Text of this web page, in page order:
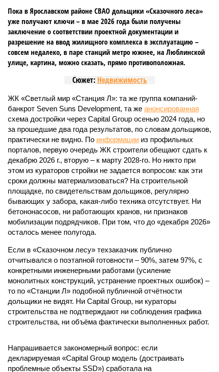
Пока в Ярославском районе СВАО дольщики «Сказочного леса»
уже получают ключи – в мае 2026 года были получены
заключение о соответствии проектной документации и
разрешение на ввод жилищного комплекса в эксплуатацию –
совсем недалеко, в паре станций метро южнее, на Люблинской
улице, картина, можно сказать, прямо противоположная.
Сюжет: Недвижимость
ЖК «Светлый мир «Станция Л»: та же группа компаний-
банкрот Seven Suns Development, та же анонсированная
схема достройки через Capital Group осенью 2024 года, но
за прошедшие два года результатов, по словам дольщиков,
практически не видно. По информации из профильных
порталов, первую очередь ЖК строители обещают сдать к
декабрю 2026 г., вторую – к марту 2028-го. Но никто при
этом из кураторов стройки не задается вопросом: как эти
сроки должны материализоваться? На строительной
площадке, по свидетельствам дольщиков, регулярно
бывающих у забора, какая-либо техника отсутствует. Ни
бетононасосов, ни работающих кранов, ни признаков
мобилизации подрядчиков. При том, что до «декабря 2026»
осталось менее полугода.
Если в «Сказочном лесу» техзаказчик публично
отчитывался о поэтапной готовности – 90%, затем 97%, с
конкретными инженерными работами (усиление
монолитных конструкций, устранение проектных ошибок) –
то по «Станции Л» подобной публичной отчётности
дольщики не видят. Ни Capital Group, ни кураторы
строительства не подтверждают ни соблюдения графика
строительства, ни объёма фактически выполненных работ.
Напрашивается закономерный вопрос: если
декларируемая «Capital Group модель (достраивать
проблемные объекты SSD») сработала на